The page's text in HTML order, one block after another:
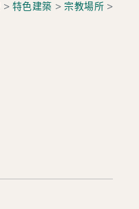
> 特色建築 > 宗教場所 >